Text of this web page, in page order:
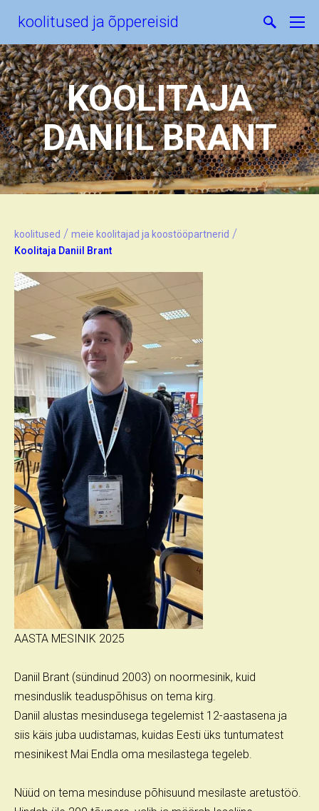
koolitused ja õppereisid
KOOLITAJA
DANIIL BRANT
koolitused / meie koolitajad ja koostööpartnerid /
Koolitaja Daniil Brant
AASTA MESINIK 2025
Daniil Brant (sündinud 2003) on noormesinik, kuid
mesinduslik teaduspõhisus on tema kirg.
Daniil alustas mesindusega tegelemist 12-aastasena ja
siis käis juba uudistamas, kuidas Eesti üks tuntumatest
mesinikest Mai Endla oma mesilastega tegeleb.
Nüüd on tema mesinduse põhisuund mesilaste aretustöö.